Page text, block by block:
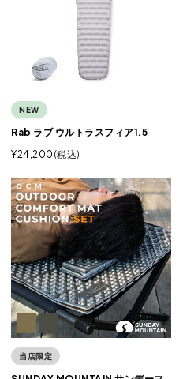
NEW
Rab ラブ ウルトラスフィア1.5
¥24,200 税込
当店限定